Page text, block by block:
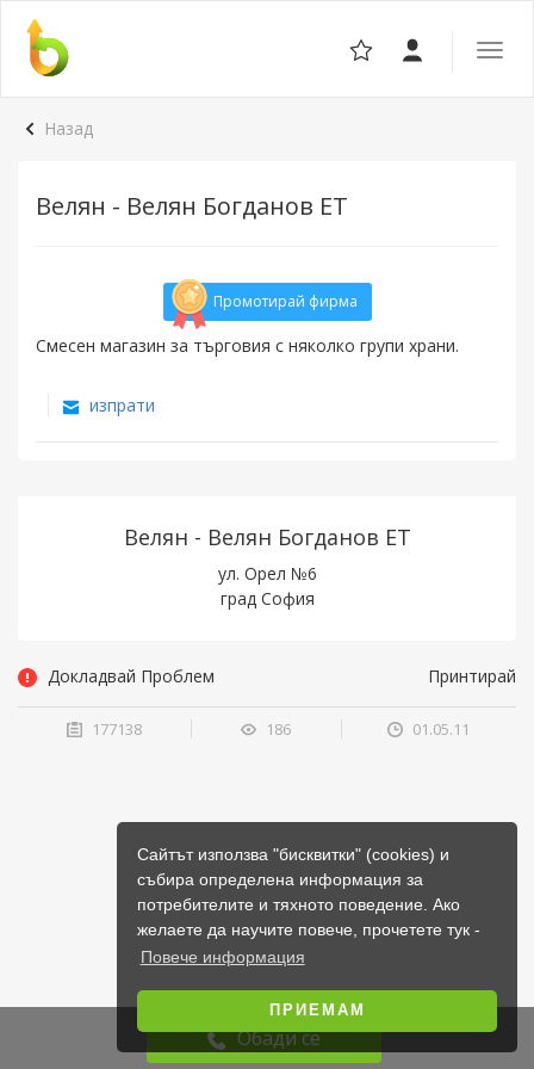
Сайтът използва "бисквитки" (cookies) и
събира определена информация за
потребителите и тяхното поведение. Ако
желаете да научите повече, прочетете тук -
Повече информация
ПРИЕМАМ
Назад
Велян - Велян Богданов ЕТ
Промотирай фирма
Смесен магазин за търговия с няколко групи храни.
изпрати
Велян - Велян Богданов ЕТ
ул. Орел №6
град София
Обади се
Докладвай Проблем Принтирай
177138 186 01.05.11